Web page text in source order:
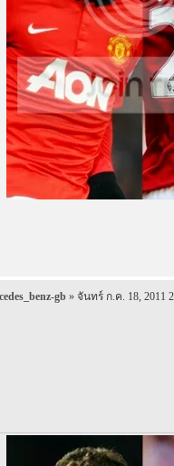
gb » จันทร์ ก.ค. 18, 2011